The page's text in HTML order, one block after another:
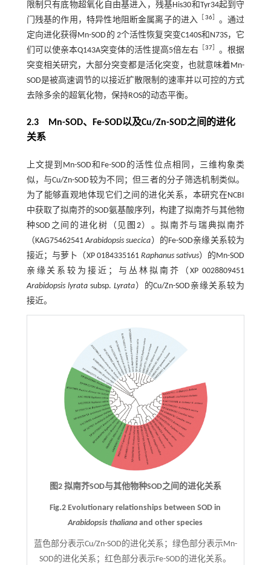
限制只有底物超氧化自由基进入，残基His30和Tyr34起到守
门残基的作用，特异性地阻断金属离子的进入 ［36］ 。通过
定向进化获得Mn-SOD的 2个活性恢复突变C140S和N73S，它
们可以使亲本Q143A突变体的活性提高5倍左右 ［37］ 。根据
突变相关研究，大部分突变都是活化突变，也就意味着Mn-
SOD是被高速调节的以接近扩散限制的速率并以可控的方式
去除多余的超氧化物，保持ROS的动态平衡。
2.3 Mn-SOD、Fe-SOD以及Cu/Zn-SOD之间的进化
关系
上文提到Mn-SOD和Fe-SOD的活性位点相同，三维构象类
似，与Cu/Zn-SOD较为不同；但三者的分子筛选机制类似。
为了能够直观地体现它们之间的进化关系，本研究在NCBI
中获取了拟南芥的SOD氨基酸序列，构建了拟南芥与其他物
种SOD之间的进化树（见 图2）。拟南芥与瑞典拟南芥
（KAG75462541Arabidopsis suecica）的Fe-SOD亲缘关系较为
接近；与萝卜（XP 0184335161 Raphanus sativus）的Mn-SOD
亲缘关系较为接近；与丛林拟南芥（XP 0028809451
Arabidopsis lyratasubsp. Lyrata）的Cu/Zn-SOD亲缘关系较为
接近。
图2 拟南芥SOD与其他物种SOD之间的进化关系
Fig.2 Evolutionary relationships between SOD in
Arabidopsis thaliana and other species
蓝色部分表示Cu/Zn-SOD的进化关系；绿色部分表示Mn-
SOD的进化关系；红色部分表示Fe-SOD的进化关系。